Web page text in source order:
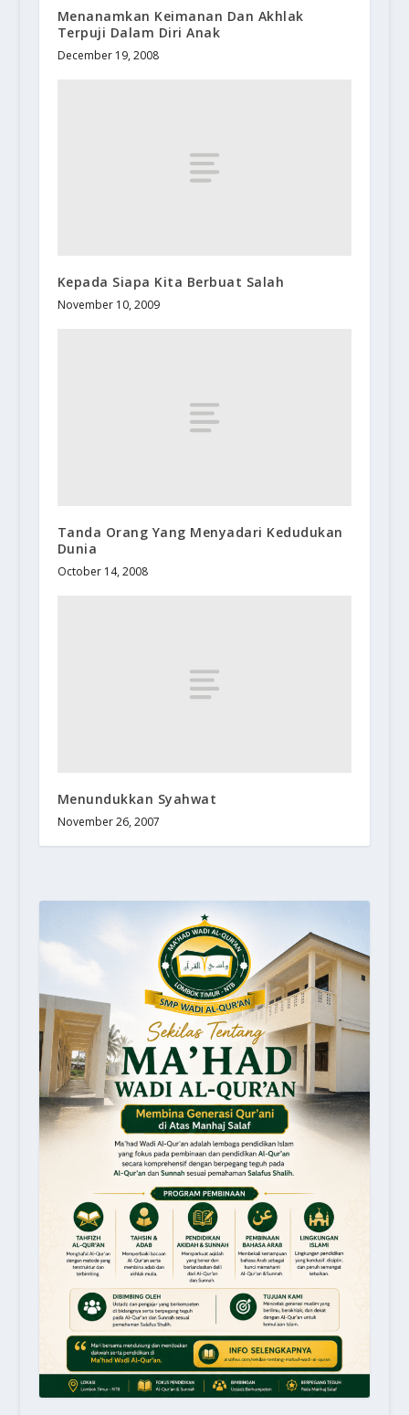
Menanamkan Keimanan Dan Akhlak
Terpuji Dalam Diri Anak
December 19, 2008
Kepada Siapa Kita Berbuat Salah
November 10, 2009
Tanda Orang Yang Menyadari Kedudukan
Dunia
October 14, 2008
Menundukkan Syahwat
November 26, 2007